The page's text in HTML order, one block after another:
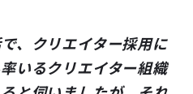
、クリエイター採用に
いるクリエイター組織